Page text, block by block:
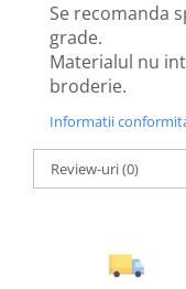
Se recomanda
grade.
Materialul nu
broderie.
Informatii
Review-uri(0)